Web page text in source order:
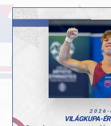
Felkészítő edzők: Szűcs
Csaba.
Gratulálunk a lányoknak és
az elért eredményhez, csak
2026-
VILÁGKUPA-